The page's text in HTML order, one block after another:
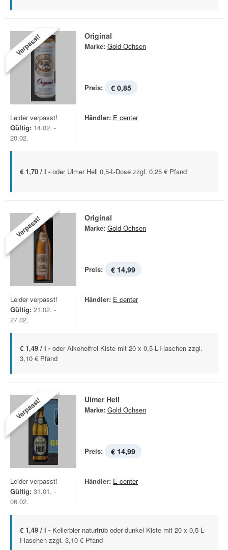
Verpasst! Original
Marke: Gold Ochsen
Preis: € 0,85
Leider verpasst!
Gültig: 14.02. -
20.02.
Händler: E center
€ 1,70 / l - oder Ulmer Hell 0,5-L-Dose zzgl. 0,25 € Pfand
Verpasst! Original
Marke: Gold Ochsen
Preis: € 14,99
Leider verpasst!
Gültig: 21.02. -
27.02.
Händler: E center
€ 1,49 / l - oder Alkoholfrei Kiste mit 20 x 0,5-L-Flaschen zzgl.
3,10 € Pfand
Verpasst! Ulmer Hell
Marke: Gold Ochsen
Preis: € 14,99
Leider verpasst!
Gültig: 31.01. -
06.02.
Händler: E center
€ 1,49 / l - Kellerbier naturtrüb oder dunkel Kiste mit 20 x 0,5-L-
Flaschen zzgl. 3,10 € Pfand